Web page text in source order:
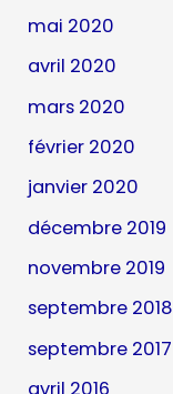
mai 2020
avril 2020
mars 2020
février 2020
janvier 2020
décembre 2019
novembre 2019
septembre 2018
septembre 2017
avril 2016